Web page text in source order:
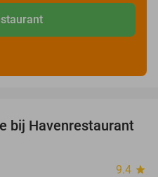
34%
bij Havenrestaurant
9.4 star